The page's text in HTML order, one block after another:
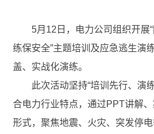
5月12日，电力公司组织开展
练保安全”主题培训及应急逃生演
盖、实战化演练。
此次活动坚持“培训先行、演
合电力行业特点，通过PPT讲解
形式，聚焦地震、火灾、突发停